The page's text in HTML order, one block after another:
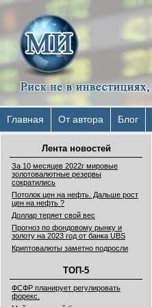
Главная От автора Блог
Лента новостей
За 10 месяцев 2022г мировые
золотовалютные резервы
сократились
Потолок цен на нефть. Дальше рост
цен на нефть ?
Доллар теряет свой вес
Прогноз по фондовому рынку и
золоту на 2023 год от банка UBS
Криптовалюты заметно подросли
ТОП-5
ФСФР планирует регулировать
форекс.